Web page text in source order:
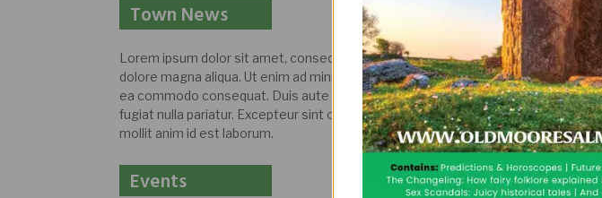
Town News
Lorem ipsum dolor sit amet, consectetur adipiscing elit, sed do eiusmod tempor
dolore magna aliqua. Ut enim ad minim veniam, quis nostrud exercitation ullamco
ea commodo consequat. Duis aute irure dolor in reprehenderit in voluptate velit
fugiat nulla pariatur. Excepteur sint occaecat cupidatat non proident, sunt in
mollit anim id est laborum.
Events